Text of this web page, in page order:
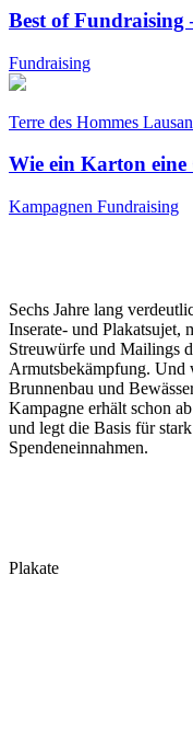
Best of Fundraising
Fundraising
Terre des Hommes
Wie ein Karton
Kampagnen Fundraising
Sechs Jahre lang
Inserate- und Plakatsujet,
Streuwürfe und Mailings
Armutsbekämpfung. Und
Brunnenbau und
Kampagne erhält schon
und legt die Basis für
Spendeneinnahmen.
Plakate